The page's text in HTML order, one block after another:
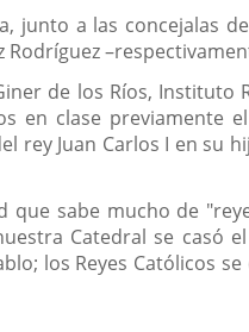
junto a las concejalas
Rodríguez
de los Ríos, Instituto
en clase
Juan Carlos I en su
sabe mucho de
Catedral se casó
los Reyes Católicos